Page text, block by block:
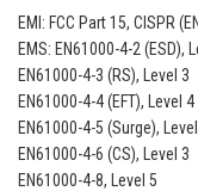
EMI: FCC Part 15, CISPR
EMS: EN61000-4-2 (ESD),
EN61000-4-3 (RS), Level 3
EN61000-4-4 (EFT), Level 4
EN61000-4-5 (Surge),
EN61000-4-6 (CS), Level 3
EN61000-4-8, Level 5